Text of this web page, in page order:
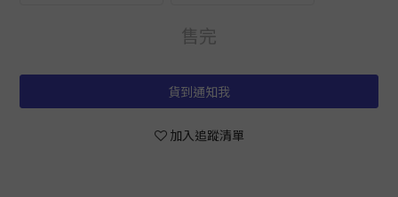
售完
貨到通知我
加入追蹤清單